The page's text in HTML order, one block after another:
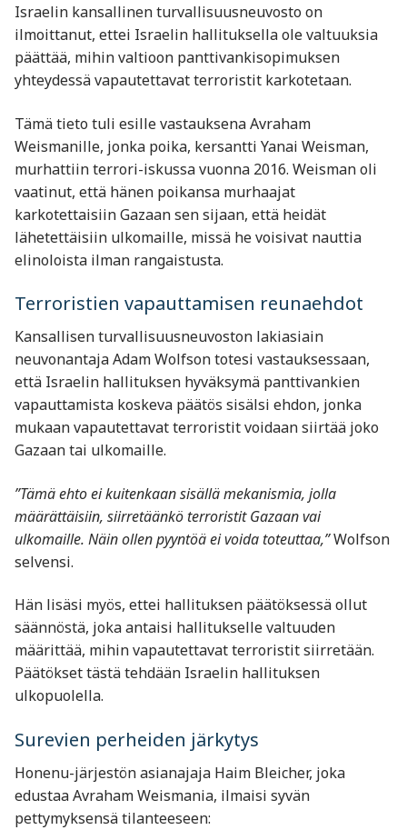
Israelin kansallinen turvallisuusneuvosto on
ilmoittanut, ettei Israelin hallituksella ole valtuuksia
päättää, mihin valtioon panttivankisopimuksen
yhteydessä vapautettavat terroristit karkotetaan.
Tämä tieto tuli esille vastauksena Avraham
Weismanille, jonka poika, kersantti Yanai Weisman,
murhattiin terrori-iskussa vuonna 2016. Weisman oli
vaatinut, että hänen poikansa murhaajat
karkotettaisiin Gazaan sen sijaan, että heidät
lähetettäisiin ulkomaille, missä he voisivat nauttia
elinoloista ilman rangaistusta.
Terroristien vapauttamisen reunaehdot
Kansallisen turvallisuusneuvoston lakiasiain
neuvonantaja Adam Wolfson totesi vastauksessaan,
että Israelin hallituksen hyväksymä panttivankien
vapauttamista koskeva päätös sisälsi ehdon, jonka
mukaan vapautettavat terroristit voidaan siirtää joko
Gazaan tai ulkomaille.
”Tämä ehto ei kuitenkaan sisällä mekanismia, jolla
määrättäisiin, siirretäänkö terroristit Gazaan vai
ulkomaille. Näin ollen pyyntöä ei voida toteuttaa,”Wolfson
selvensi.
Hän lisäsi myös, ettei hallituksen päätöksessä ollut
säännöstä, joka antaisi hallitukselle valtuuden
määrittää, mihin vapautettavat terroristit siirretään.
Päätökset tästä tehdään Israelin hallituksen
ulkopuolella.
Surevien perheiden järkytys
Honenu-järjestön asianajaja Haim Bleicher, joka
edustaa Avraham Weismania, ilmaisi syvän
pettymyksensä tilanteeseen: